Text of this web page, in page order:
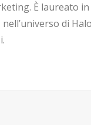
È laureato
di